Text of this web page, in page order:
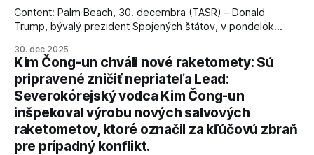
Content: Palm Beach, 30. decembra (TASR) – Donald
Trump, bývalý prezident Spojených štátov, v pondelok
kľúčové pre úspešné dosiahnutie prímeria v Gaze. Agentúra
AFP informuje, že Trump vyjadril presvedčenie, že Izrael plní
podmienky dohody o prí
30. dec 2025
Kim Čong-un chváli nové raketomety: Sú
pripravené zničiť nepriateľa Lead:
Severokórejský vodca Kim Čong-un
inšpekoval výrobu nových salvových
raketometov, ktoré označil za kľúčovú zbraň
pre prípadný konflikt.